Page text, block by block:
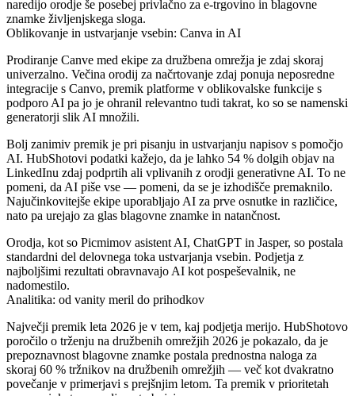
naredijo orodje še posebej privlačno za e-trgovino in blagovne
znamke življenjskega sloga.
Oblikovanje in ustvarjanje vsebin: Canva in AI
Prodiranje Canve med ekipe za družbena omrežja je zdaj skoraj
univerzalno. Večina orodij za načrtovanje zdaj ponuja neposredne
integracije s Canvo, premik platforme v oblikovalske funkcije s
podporo AI pa jo je ohranil relevantno tudi takrat, ko so se namenski
generatorji slik AI množili.
Bolj zanimiv premik je pri pisanju in ustvarjanju napisov s pomočjo
AI. HubShotovi podatki kažejo, da je lahko 54 % dolgih objav na
LinkedInu zdaj podprtih ali vplivanih z orodji generativne AI. To ne
pomeni, da AI piše vse — pomeni, da se je izhodišče premaknilo.
Najučinkovitejše ekipe uporabljajo AI za prve osnutke in različice,
nato pa urejajo za glas blagovne znamke in natančnost.
Orodja, kot so Picmimov asistent AI, ChatGPT in Jasper, so postala
standardni del delovnega toka ustvarjanja vsebin. Podjetja z
najboljšimi rezultati obravnavajo AI kot pospeševalnik, ne
nadomestilo.
Analitika: od vanity meril do prihodkov
Največji premik leta 2026 je v tem, kaj podjetja merijo. HubShotovo
poročilo o trženju na družbenih omrežjih 2026 je pokazalo, da je
prepoznavnost blagovne znamke postala prednostna naloga za
skoraj 60 % tržnikov na družbenih omrežjih — več kot dvakratno
povečanje v primerjavi s prejšnjim letom. Ta premik v prioritetah